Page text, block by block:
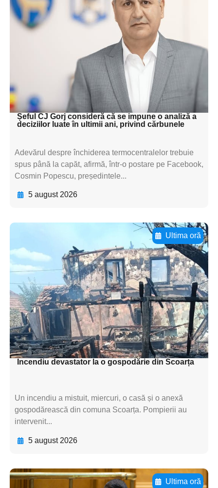
Adaugă aici textul pentru
subtitluAdaugă aici
textul pentru
subtitluAdaugă aici
textul pentru
subtitluAdaugă aici
textul pentru subti
Șeful CJ Gorj consideră că se impune o analiză a
deciziilor luate în ultimii ani, privind cărbunele
Adevărul despre închiderea termocentralelor trebuie
spus până la capăt, afirmă, într-o postare pe Facebook,
Cosmin Popescu, președintele...
5 august 2026
Ultima oră
Adaugă aici textul pentru
subtitluAdaugă aici
textul pentru
subtitluAdaugă aici
textul pentru
subtitluAdaugă aici
textul pentru subti
Incendiu devastator la o gospodărie din Scoarța
Un incendiu a mistuit, miercuri, o casă și o anexă
gospodărească din comuna Scoarța. Pompierii au
intervenit...
5 august 2026
Ultima oră